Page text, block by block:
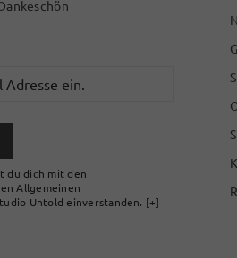
du dich mit den
Allgemeinen
Untold einverstanden. [+]